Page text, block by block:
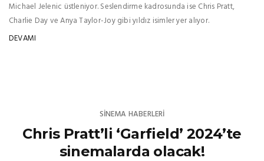
Michael Jelenic üstleniyor. Seslendirme kadrosunda ise Chris Pratt,
Charlie Day ve Anya Taylor-Joy gibi yıldız isimler yer alıyor.
DEVAMI
SINEMA HABERLERI
Chris Pratt’li ‘Garfield’ 2024’te
sinemalarda olacak!